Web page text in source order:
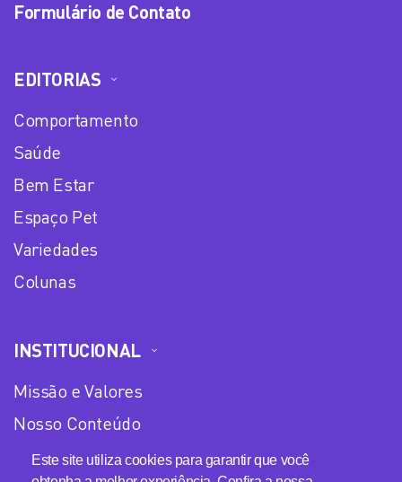
Este site utiliza cookies para garantir que você
Formulário de Contato
EDITORIAS
Comportamento
Saúde
Bem Estar
Espaço Pet
Variedades
Colunas
INSTITUCIONAL
Missão e Valores
Nosso Conteúdo
Equipe